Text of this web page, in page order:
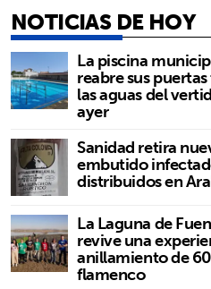
NOTICIAS DE HOY
La piscina
reabre sus
las aguas del
ayer
Sanidad retira
embutido
distribuidos en
La Laguna de
revive una
anillamiento de
flamenco